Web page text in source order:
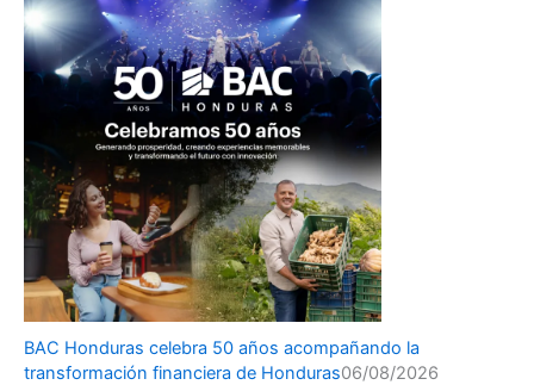
BAC Honduras celebra 50 años acompañando la
transformación financiera de Honduras06/08/2026